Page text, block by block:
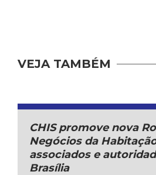
VEJA TAMBÉM
CHIS promove nova
Negócios da
associados e
Brasília